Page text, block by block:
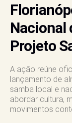
Nacional
Projeto
A ação reúne
lançamento de
samba local e
abordar cultura,
movimentos